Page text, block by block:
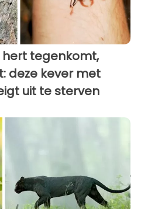
hert tegenkomt,
deze kever met
uit te sterven